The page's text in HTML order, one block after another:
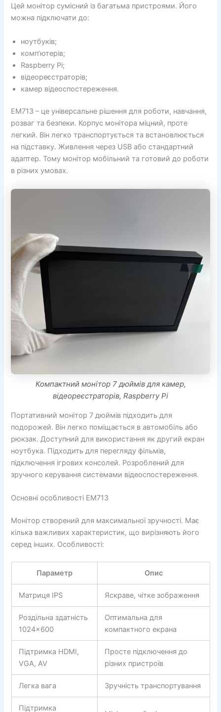
Цей монітор сумісний із багатьма пристроями. Його
можна підключати до:
ноутбуків;
комп’ютерів;
Raspberry Pi;
відеореєстраторів;
камер відеоспостереження.
EM713 – це універсальне рішення для роботи, навчання,
розваг та безпеки. Корпус монітора міцний, проте
легкий. Він легко транспортується та встановлюється
на підставку. Живлення через USB або стандартний
адаптер. Тому монітор мобільний та готовий до роботи
в різних умовах.
Компактний монітор 7 дюймів для камер,
відеореєстраторів, Raspberry Pi
Портативний монітор 7 дюймів підходить для
подорожей. Він легко поміщається в автомобіль або
рюкзак. Доступний для використання як другий екран
ноутбука. Підходить для перегляду фільмів,
підключення ігрових консолей. Розроблений для
зручного керування системами відеоспостереження.
Основні особливості EM713
Монітор створений для максимальної зручності. Має
кілька важливих характеристик, що вирізняють його
серед інших. Особливості:
Параметр Опис
Матриця IPS Яскраве, чітке зображення
Роздільна здатність
1024×600
Оптимальна для
компактного екрана
Підтримка HDMI,
VGA, AV
Просте підключення до
різних пристроїв
Легка вага Зручність транспортування
Підтримка